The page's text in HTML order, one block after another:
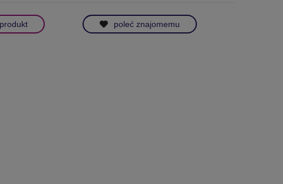
poleć znajomemu